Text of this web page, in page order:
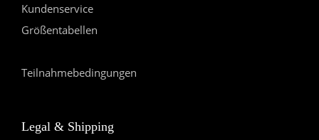
Kundenservice
Größentabellen
Teilnahmebedingungen
Legal & Shipping